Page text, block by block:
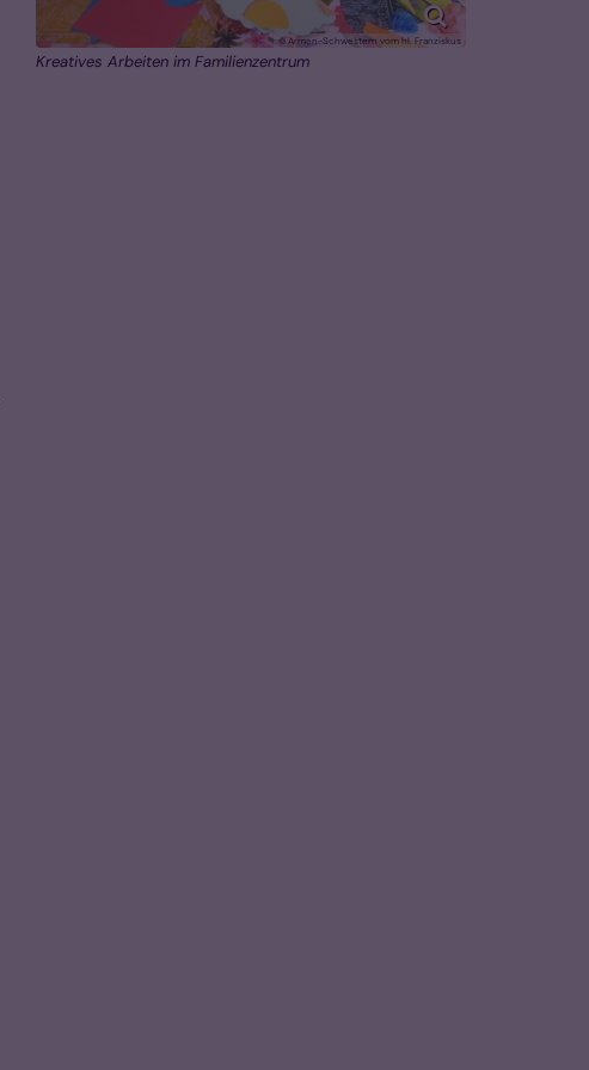
© Armen-Schwestern vom hl. Franziskus
Kreatives Arbeiten im Familienzentrum